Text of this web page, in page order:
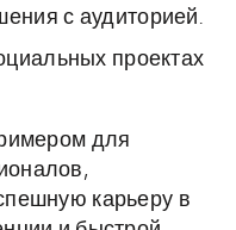
с аудиторией.
проектах
для
карьеру в